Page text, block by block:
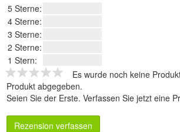
5 Sterne:
4 Sterne:
3 Sterne:
2 Sterne:
1 Stern:
Es wurde noch keine
Produkt abgegeben.
Seien Sie der Erste. Verfassen Sie jetzt eine
Rezension verfassen